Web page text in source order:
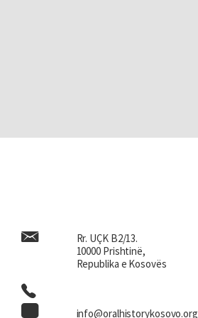
Rr. UÇK B2/13.
10000 Prishtinë,
Republika e Kosovës
info@oralhistorykosovo.org